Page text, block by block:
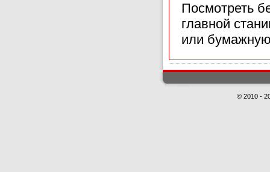
Посмотреть
главной
или
© 2010 -